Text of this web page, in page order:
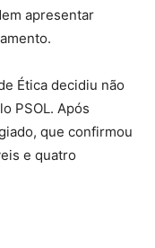
apresentar
Ética decidiu não
PSOL. Após
que confirmou
e quatro